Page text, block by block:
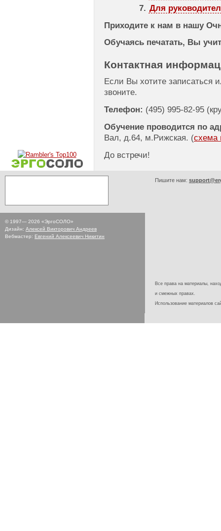
Для
Приходите к нам в нашу
Обучаясь печатать, Вы
Контактная
Если Вы хотите записаться
звоните.
Телефон: (495) 995-82-95
Обучение проводится по
Вал, д.64, м.Рижская. (cхема
До встречи!
© 1997— 2026 «ЭргоСОЛО»
Дизайн: Алексей Викторович Андреев
Вебмастер: Евгений Алексеевич Никитин
Пишите нам:
Все права на материалы,
и смежных правах.
Использование материалов